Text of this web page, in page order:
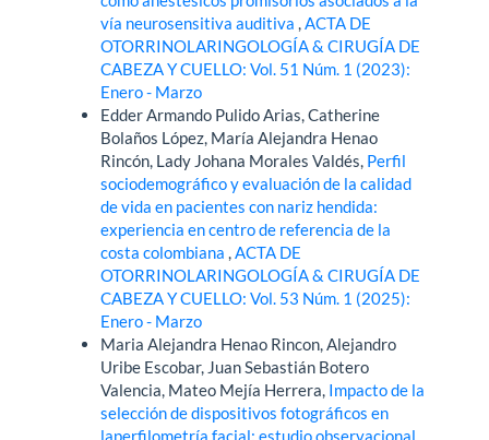
vía neurosensitiva auditiva,ACTA DE
OTORRINOLARINGOLOGÍA & CIRUGÍA DE
CABEZA Y CUELLO: Vol. 51 Núm. 1 (2023):
Enero - Marzo
Edder Armando Pulido Arias, Catherine
Bolaños López, María Alejandra Henao
Rincón, Lady Johana Morales Valdés, Perfil
sociodemográfico y evaluación de la calidad
de vida en pacientes con nariz hendida:
experiencia en centro de referencia de la
costa colombiana,ACTA DE
OTORRINOLARINGOLOGÍA & CIRUGÍA DE
CABEZA Y CUELLO: Vol. 53 Núm. 1 (2025):
Enero - Marzo
Maria Alejandra Henao Rincon, Alejandro
Uribe Escobar, Juan Sebastián Botero
Valencia, Mateo Mejía Herrera, Impacto de la
selección de dispositivos fotográficos en
laperfilometría facial: estudio observacional